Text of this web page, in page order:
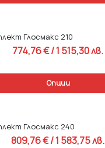
Глосмакс 210
774,76 € / 1 515,30 лв.
Опции
Глосмакс 240
809,76 € / 1 583,75 лв.